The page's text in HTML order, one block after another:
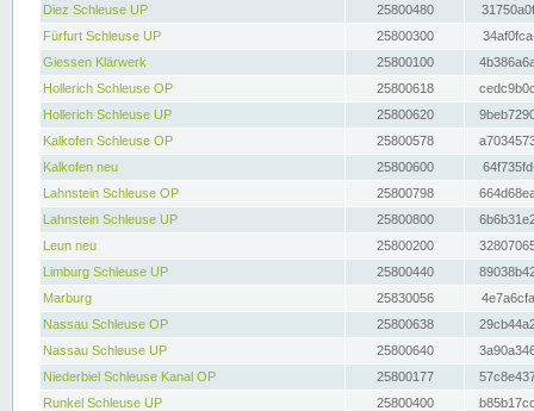
Diez Schleuse UP
25800480
Fürfurt Schleuse UP
25800300
Giessen Klärwerk
25800100
Hollerich Schleuse OP
25800618
Hollerich Schleuse UP
25800620
Kalkofen Schleuse OP
25800578
Kalkofen neu
25800600
Lahnstein Schleuse OP
25800798
Lahnstein Schleuse UP
25800800
Leun neu
25800200
Limburg Schleuse UP
25800440
Marburg
25830056
Nassau Schleuse OP
25800638
Nassau Schleuse UP
25800640
Niederbiel Schleuse Kanal OP
25800177
Runkel Schleuse UP
25800400